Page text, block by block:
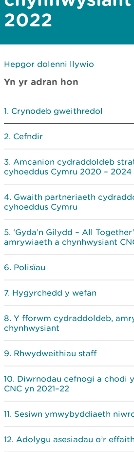
2022
Hepgor dolenni llywio
Yn yr adran hon
Crynodeb gweithredol
Cefndir
Amcanion cydraddoldeb
cyhoeddus Cymru 2020 – 2024
Gwaith partneriaeth
cyhoeddus Cymru
‘Gyda’n Gilydd – All
amrywiaeth a chynhwysiant
Polisïau
Hygyrchedd y wefan
Y fforwm cydraddoldeb,
chynhwysiant
Rhwydweithiau staff
Diwrnodau cefnogi a chodi
CNC yn 2021–22
Sesiwn ymwybyddiaeth
Adolygu asesiadau o’r